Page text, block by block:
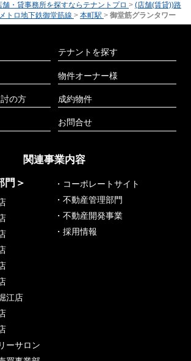
舗・貸事務所を探すならテナントプロ > (店舗(賃貸))路
トロ地下鉄御堂筋線 > 本町駅 > 御堂筋グランタワー
の方
テナントを探す
物件オーナー様
成約物件
お問合せ
関連事業内容
門＞
江店
ーサロン
・コーポレートサイト
・不動産管理部門
・不動産開発事業
・採用情報